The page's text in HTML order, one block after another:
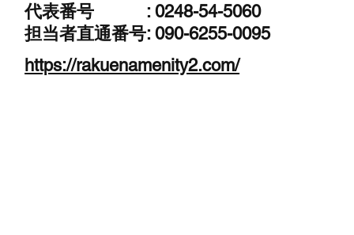
代表番号 :0248-54-5060
担当者直通番号:090-6255-0095
https://rakuenamenity2.com/